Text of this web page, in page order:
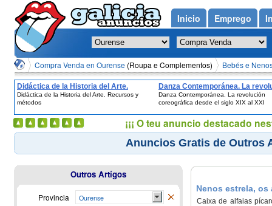
Compra Venda en Ourense (Roupa e Complementos) Bebés e
Didáctica de la Historia del Arte.
Recursos y métodos
Didáctica de la Historia del Arte. Recursos y
métodos
Danza Contemporánea. La
coreográfica desde el siglo XIX
Danza Contemporánea. La revolución
coreográfica desde el siglo XIX al XXI
Anuncios Gratis de Outros
Nenos estrela,
Caixa de alfaias
Outros Artígos
Provincia Ourense
Inicio Emprego
¡¡¡ O teu anuncio destacado